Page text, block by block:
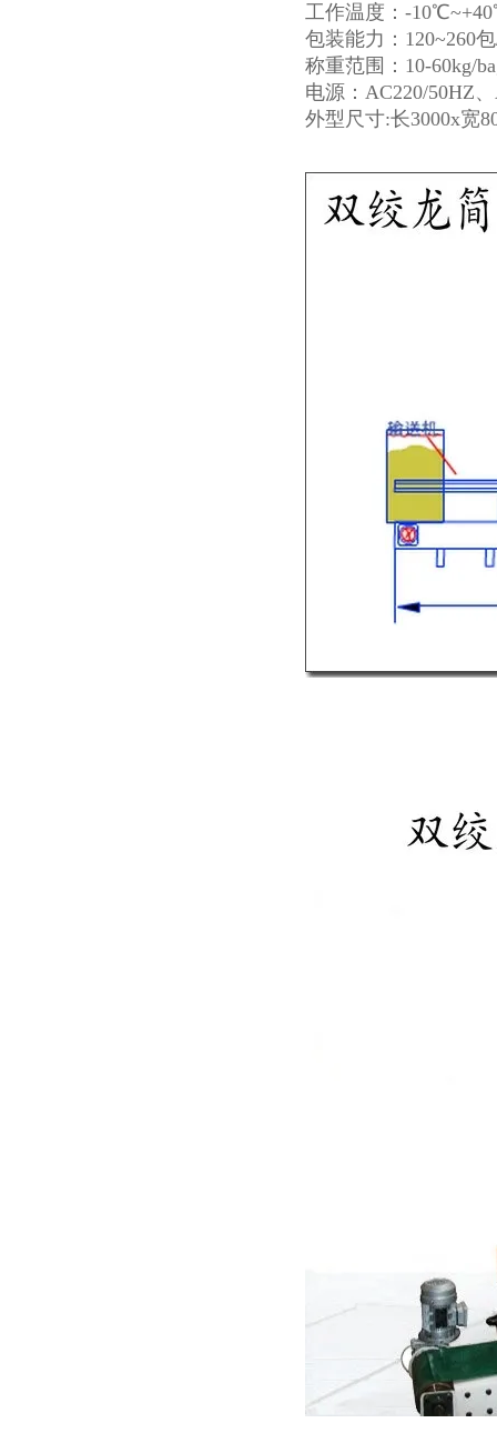
工作温度：-
包装能力：120~260
称重范围：10-60kg/
电源：AC220/50HZ
外型尺寸:长3000x宽